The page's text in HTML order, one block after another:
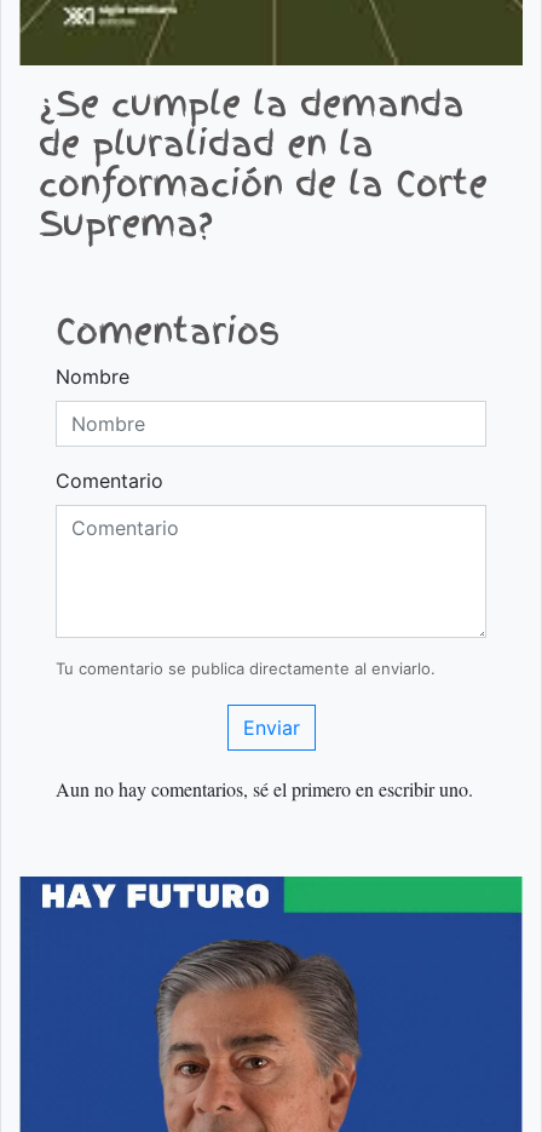
¿Se cumple la demanda
de pluralidad en la
conformación de la Corte
Suprema?
Comentarios
Nombre
Comentario
Tu comentario se publica directamente al enviarlo.
Enviar
Aun no hay comentarios, sé el primero en escribir uno.